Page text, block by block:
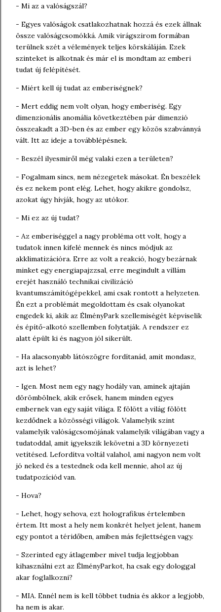
- Mi az a valóságszál?
- Egyes valóságok csatlakozhatnak hozzá és ezek állnak
össze valóságcsomókká. Amik virágszirom formában
terülnek szét a vélemények teljes körskáláján. Ezek
szinteket is alkotnak és már el is mondtam az emberi
tudat új felépítését.
- Miért kell új tudat az emberiségnek?
- Mert eddig nem volt olyan, hogy emberiség. Egy
dimenzionális anomália következtében pár dimenzió
összeakadt a 3D-ben és az ember egy közös szabvánnyá
vált. Itt az ideje a továbblépésnek.
- Beszél ilyesmiről még valaki ezen a területen?
- Fogalmam sincs, nem nézegetek másokat. Én beszélek
és ez nekem pont elég. Lehet, hogy akikre gondolsz,
azokat úgy hívják, hogy az utókor.
- Mi ez az új tudat?
- Az emberiséggel a nagy probléma ott volt, hogy a
tudatok innen kifelé mennek és nincs módjuk az
akklimatizációra. Erre az volt a reakció, hogy bezárnak
minket egy energiapajzzsal, erre megindult a villám
erejét használó technikai civilizáció
kvantumszámítógépekkel, ami csak rontott a helyzeten.
Én ezt a problémát megoldottam és csak olyanokat
engedek ki, akik az ÉlményPark szellemiségét képviselik
és építő-alkotó szellemben folytatják. A rendszer ez
alatt épült ki és nagyon jól sikerült.
- Ha alacsonyabb látószögre fordítanád, amit mondasz,
azt is lehet?
- Igen. Most nem egy nagy hodály van, aminek ajtaján
dörömbölnek, akik erősek, hanem minden egyes
embernek van egy saját világa. E fölött a világ fölött
kezdődnek a közösségi világok. Valamelyik szint
valamelyik valóságcsomójának valamelyik világában vagy a
tudatoddal, amit igyekszik lekövetni a 3D környezeti
vetítésed. Lefordítva voltál valahol, ami nagyon nem volt
jó neked és a testednek oda kell mennie, ahol az új
tudatpozíciód van.
- Hova?
- Lehet, hogy sehova, ezt holografikus értelemben
értem. Itt most a hely nem konkrét helyet jelent, hanem
egy pontot a téridőben, amiben más fejlettségen vagy.
- Szerinted egy átlagember mivel tudja legjobban
kihasználni ezt az ÉlményParkot, ha csak egy dologgal
akar foglalkozni?
- MIA. Ennél nem is kell többet tudnia és akkor a legjobb,
ha nem is akar.